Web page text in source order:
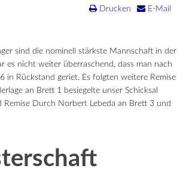
Drucken E-Mail
sind die nominell stärkste Mannschaft in der
es nicht weiter überraschend, dass man nach
in Rückstand geriet. Es folgten weitere Remise
an Brett 1 besiegelte unser Schicksal
Durch Norbert Lebeda an Brett 3 und